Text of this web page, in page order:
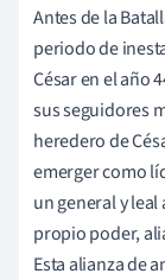
Antes de la
periodo de
César en el año
sus seguidores
heredero de
emerger como
un general y
propio poder,
Esta alianza de